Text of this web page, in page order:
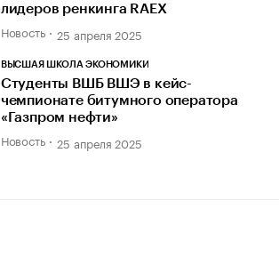
лидеров ренкинга RAEX
Новость 25 апреля 2025
ВЫСШАЯ ШКОЛА ЭКОНОМИКИ
Студенты ВШБ ВШЭ в кейс-
чемпионате битумного оператора
«Газпром нефти»
Новость 25 апреля 2025